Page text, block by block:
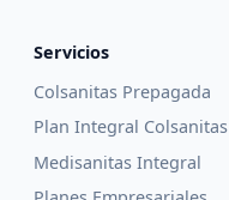
Servicios
Colsanitas Prepagada
Plan Integral Colsanitas
Medisanitas Integral